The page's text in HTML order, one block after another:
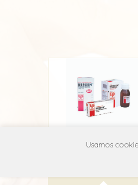
Bersen
Usamos